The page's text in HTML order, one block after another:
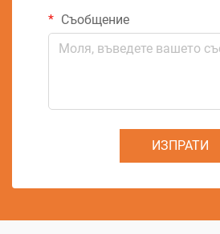
Съобщение
ИЗПРАТИ